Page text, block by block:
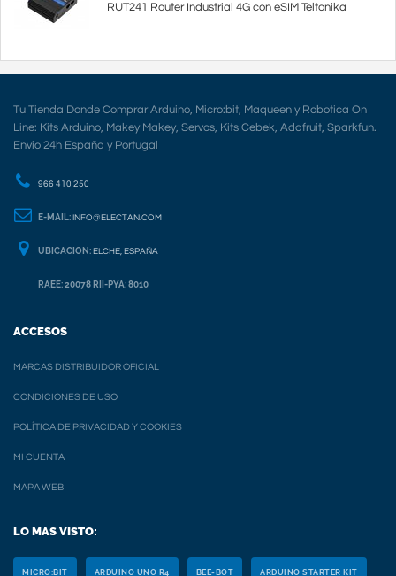
RUT241 Router Industrial 4G con eSIM Teltonika
Tu Tienda Donde Comprar Arduino, Micro:bit, Maqueen y Robotica On
Line: Kits Arduino, Makey Makey, Servos, Kits Cebek, Adafruit, Sparkfun.
Envio 24h España y Portugal
966 410 250
E-MAIL: INFO@ELECTAN.COM
UBICACION: ELCHE, ESPAÑA
RAEE: 20078 RII-PYA: 8010
ACCESOS
MARCAS DISTRIBUIDOR OFICIAL
CONDICIONES DE USO
POLÍTICA DE PRIVACIDAD Y COOKIES
MI CUENTA
MAPA WEB
LO MAS VISTO:
MICRO:BIT ARDUINO UNO R4 BEE-BOT ARDUINO STARTER KIT